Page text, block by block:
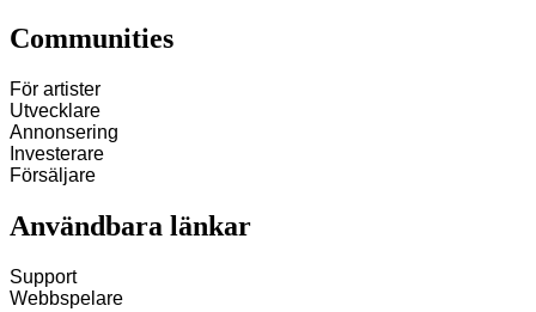
Communities
För artister
Utvecklare
Annonsering
Investerare
Försäljare
Användbara länkar
Support
Webbspelare